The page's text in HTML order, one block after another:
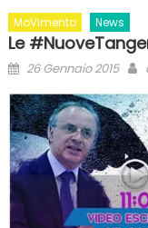
MoVimento News
Le
Posted
26 Gennaio 2015